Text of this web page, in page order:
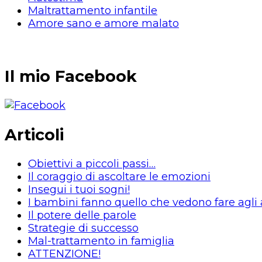
Maltrattamento infantile
Amore sano e amore malato
Il mio Facebook
Articoli
Obiettivi a piccoli passi…
Il coraggio di ascoltare le emozioni
Insegui i tuoi sogni!
I bambini fanno quello che vedono fare agli
Il potere delle parole
Strategie di successo
Mal-trattamento in famiglia
ATTENZIONE!